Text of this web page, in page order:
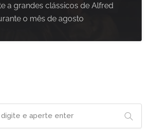
a grandes clássicos de Alfred
o mês de agosto